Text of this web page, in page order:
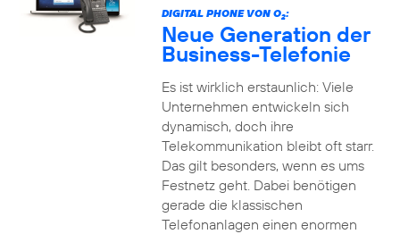
DIGITAL PHONE VON O2:
Neue Generation der
Business-Telefonie
Es ist wirklich erstaunlich: Viele
Unternehmen entwickeln sich
dynamisch, doch ihre
Telekommunikation bleibt oft starr.
Das gilt besonders, wenn es ums
Festnetz geht. Dabei benötigen
gerade die klassischen
Telefonanlagen einen enormen